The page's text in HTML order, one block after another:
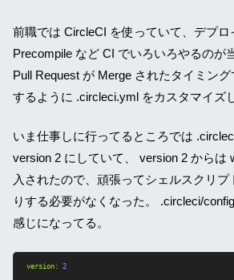
前職では CircleCI を使っていて、デプロ
Precompile など CI でいろいろやるのが
Pull Request が Merge されたタイミン
するように .circleci.yml をカスタマイズ
いま仕事しに行ってるところでは
version 2 にしていて、 version 2 からは
入されたので、頑張ってシェルスクリプ
りする必要がなくなった。 .circleci/
感じになってる。
version: 2